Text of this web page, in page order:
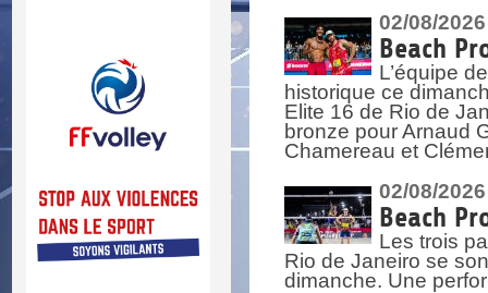
>
02/08/2026
Beach
L’équipe
historique ce
Elite 16 de Rio de
bronze pour Arnaud
Chamereau et
02/08/2026
Beach
Les trois
Rio de Janeiro se
dimanche. Une